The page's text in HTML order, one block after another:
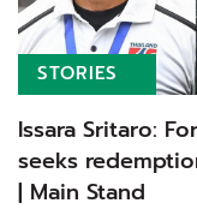
STORIES
Issara Sritaro:
seeks
| Main Stand